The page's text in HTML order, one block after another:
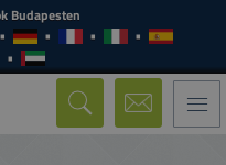
Budapesten